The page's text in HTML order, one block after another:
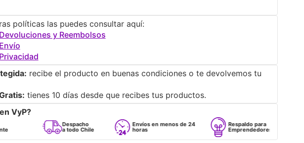
políticas las puedes consultar aquí:
y Reembolsos
recibe el producto en buenas condiciones o te devolvemos tu
tienes 10 días desde que recibes tus productos.
VyP?
Despacho
a todo Chile
Envíos en menos de 24
horas
Respaldo para
Emprendedores